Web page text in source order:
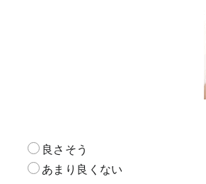
良さそう
あまり良くない